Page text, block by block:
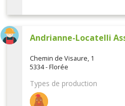
Andrianne-Locatelli
Chemin de Visaure, 1
5334 - Florée
Types de production